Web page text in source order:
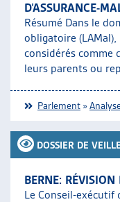
D’ASSURANCE-
Résumé Dans le
obligatoire
considérés comme
leurs parents ou
Parlement »
DOSSIER DE VEILLE
BERNE:
Le Conseil-exécutif